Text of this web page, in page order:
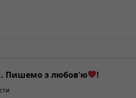
Пишемо з любов'ю !